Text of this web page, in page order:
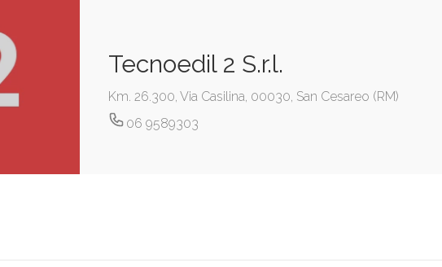
Tecnoedil 2 S.r.l.
Km. 26.300, Via Casilina, 00030, San Cesareo (RM)
06 9589303